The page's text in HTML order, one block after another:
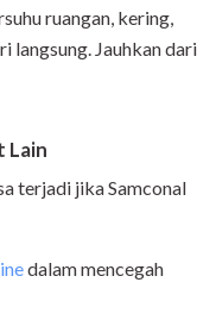
ruangan, kering,
langsung. Jauhkan dari
Lain
terjadi jika Samconal
dalam mencegah